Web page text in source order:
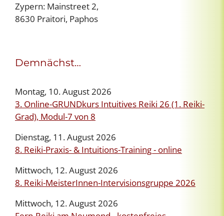
Zypern: Mainstreet 2,
8630 Praitori, Paphos
Demnächst…
Montag, 10. August 2026
3. Online-GRUNDkurs Intuitives Reiki 26 (1. Reiki-
Grad), Modul-7 von 8
Dienstag, 11. August 2026
8. Reiki-Praxis- & Intuitions-Training - online
Mittwoch, 12. August 2026
8. Reiki-MeisterInnen-Intervisionsgruppe 2026
Mittwoch, 12. August 2026